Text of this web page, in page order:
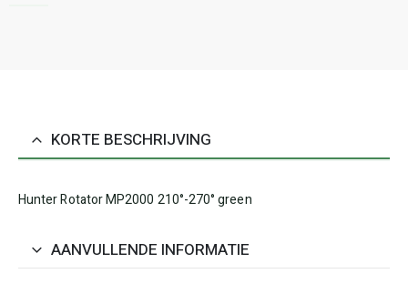
KORTE BESCHRIJVING
Hunter Rotator MP2000 210°-270° green
AANVULLENDE INFORMATIE